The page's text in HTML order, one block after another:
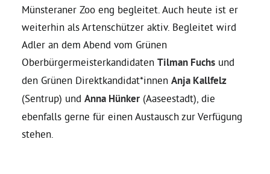
Ratsmitglieder 2025 – 2030
Ratsanträge
Münsteraner Zoo eng begleitet. Auch heute ist er
weiterhin als Artenschützer aktiv. Begleitet wird
Adler an dem Abend vom Grünen
Oberbürgermeisterkandidaten Tilman Fuchs und
den Grünen Direktkandidat*innen Anja Kallfelz
(Sentrup) und Anna Hünker (Aaseestadt), die
ebenfalls gerne für einen Austausch zur Verfügung
stehen.